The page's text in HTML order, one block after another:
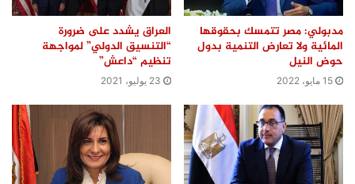
مدبولي: مصر تتمسك بحقوقها
المائية ولا تعارض التنمية بدول
حوض النيل
15 مايو، 2022
العراق يشدد على ضرورة
“التنسيق الدولي” لمواجهة
تنظيم “داعش”
23 يوليو، 2021